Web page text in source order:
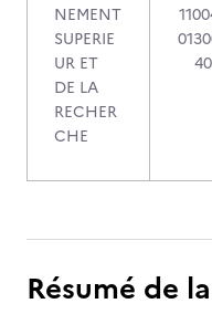
NEMENT
SUPERIE
UR ET
DE LA
RECHER
CHE
40
Résumé de